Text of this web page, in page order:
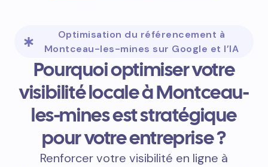
Optimisation du référencement à
Montceau-les-mines sur Google et l’IA
Pourquoi optimiser votre
visibilité locale à Montceau-
les-mines est stratégique
pour votre entreprise ?
Renforcer votre visibilité en ligne à